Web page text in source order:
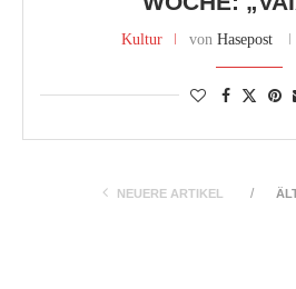
Kultur von Hasepost
NEUERE ARTIKEL